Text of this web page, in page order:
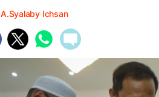
A.Syalaby Ichsan